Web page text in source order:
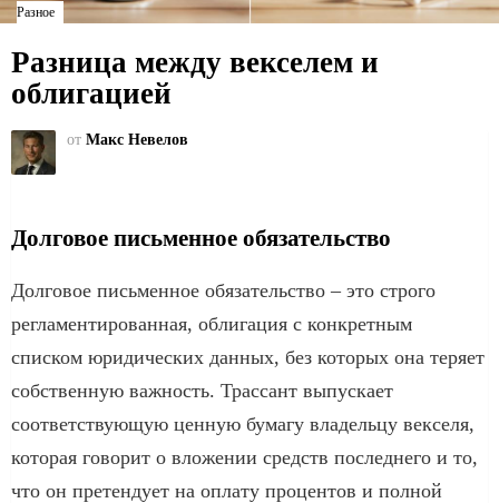
Разное
Разница между векселем и
облигацией
от Макс Невелов
Долговое письменное обязательство
Долговое письменное обязательство – это строго
регламентированная, облигация с конкретным
списком юридических данных, без которых она теряет
собственную важность. Трассант выпускает
соответствующую ценную бумагу владельцу векселя,
которая говорит о вложении средств последнего и то,
что он претендует на оплату процентов и полной